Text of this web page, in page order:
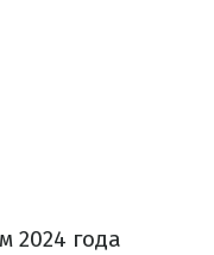
2024 года